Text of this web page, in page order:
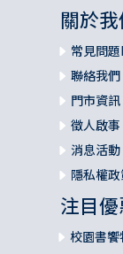
關於
常見問題
聯絡我們
門市資訊
徵人啟事
消息活動
隱私權
注目
校園書饗